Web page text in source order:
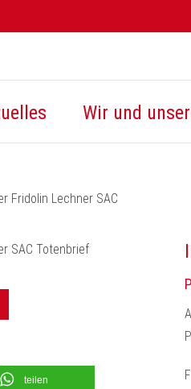
Wir und
Fridolin Lechner SAC
teilen